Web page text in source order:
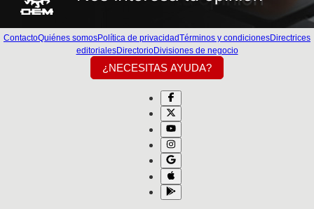
ContactoQuiénes somosPolítica de privacidadTérminos y condicionesDirectrices
editorialesDirectorioDivisiones de negocio
¿NECESITAS AYUDA?